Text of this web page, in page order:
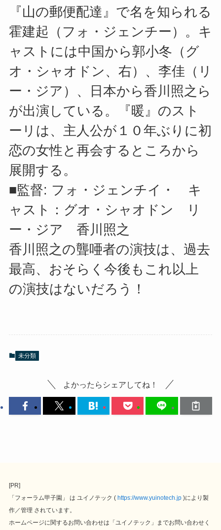
『山の郵便配達』で名を知られる
霍建起（フォ・ジェンチー）。キ
ャストには中国から郭小冬（グ
オ・シャオドン、右）、李佳（リ
ー・ジア）、日本から香川照之ら
が出演している。『暖』のスト
ーリは、主人公が１０年ぶりに初
恋の女性と再会するところから
展開する。
■監督: フォ・ジェンチイ・ キ
ャスト：グオ・シャオドン リ
ー・ジア 香川照之
香川照之の聾唖者の演技は、過去
最高、おそらく今後もこれ以上
の演技はないだろう！
未分類
よかったらシェアしてね！
[PR]
「フォーラム甲子園」 は ユイノテック ( https://www.yuinotech.jp )により製
作／管理 されています。
ホームページに関するお問い合わせは「ユイノテック」までお問い合わせく